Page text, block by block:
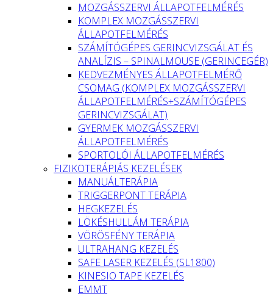
MOZGÁSSZERVI ÁLLAPOTFELMÉRÉS
KOMPLEX MOZGÁSSZERVI
ÁLLAPOTFELMÉRÉS
SZÁMÍTÓGÉPES GERINCVIZSGÁLAT ÉS
ANALÍZIS – SPINALMOUSE (GERINCEGÉR)
KEDVEZMÉNYES ÁLLAPOTFELMÉRŐ
CSOMAG (KOMPLEX MOZGÁSSZERVI
ÁLLAPOTFELMÉRÉS+SZÁMÍTÓGÉPES
GERINCVIZSGÁLAT)
GYERMEK MOZGÁSSZERVI
ÁLLAPOTFELMÉRÉS
SPORTOLÓI ÁLLAPOTFELMÉRÉS
FIZIKOTERÁPIÁS KEZELÉSEK
MANUÁLTERÁPIA
TRIGGERPONT TERÁPIA
HEGKEZELÉS
LÖKÉSHULLÁM TERÁPIA
VÖRÖSFÉNY TERÁPIA
ULTRAHANG KEZELÉS
SAFE LASER KEZELÉS (SL1800)
KINESIO TAPE KEZELÉS
EMMT